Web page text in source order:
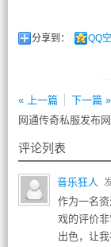
分享到： QQ
« 上一篇
下一篇 »
网通传奇私服发布
评论列表
音乐狂人
作为一名
戏的评价
出色，让